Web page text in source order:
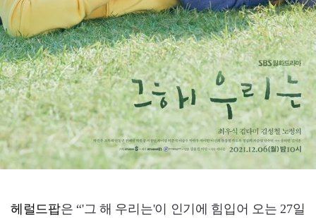
헤럴드팝은 “'그 해 우리는'이 인기에 힘입어 오는 27일